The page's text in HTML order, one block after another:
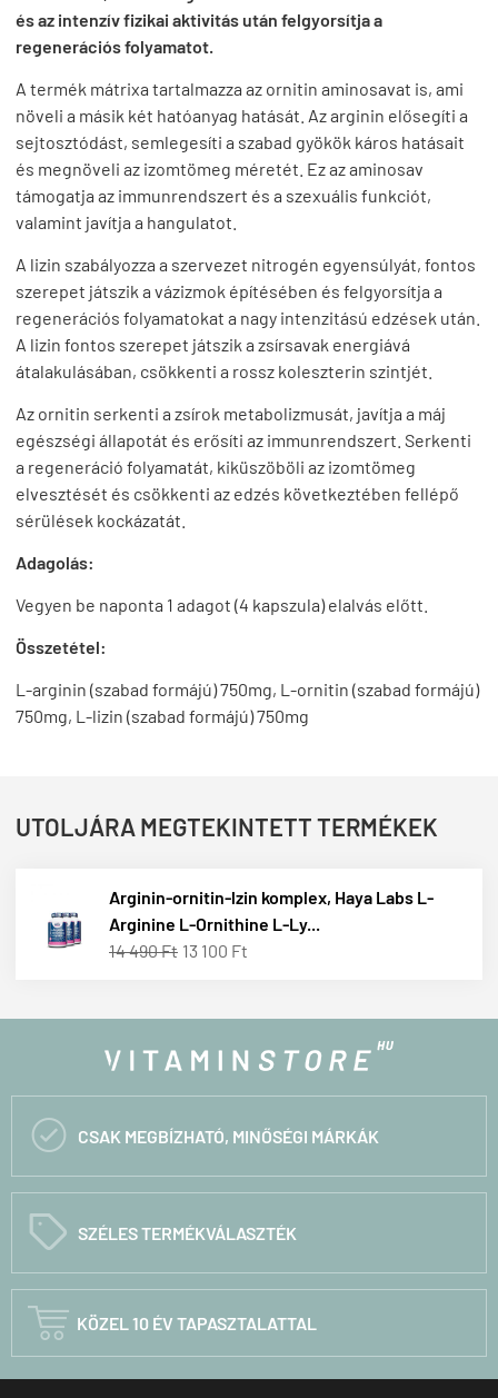
és az intenzív fizikai aktivitás után felgyorsítja a
regenerációs folyamatot.
A termék mátrixa tartalmazza az ornitin aminosavat is, ami
növeli a másik két hatóanyag hatását. Az arginin elősegíti a
sejtosztódást, semlegesíti a szabad gyökök káros hatásait
és megnöveli az izomtömeg méretét. Ez az aminosav
támogatja az immunrendszert és a szexuális funkciót,
valamint javítja a hangulatot.
A lizin szabályozza a szervezet nitrogén egyensúlyát, fontos
szerepet játszik a vázizmok építésében és felgyorsítja a
regenerációs folyamatokat a nagy intenzitású edzések után.
A lizin fontos szerepet játszik a zsírsavak energiává
átalakulásában, csökkenti a rossz koleszterin szintjét.
Az ornitin serkenti a zsírok metabolizmusát, javítja a máj
egészségi állapotát és erősíti az immunrendszert. Serkenti
a regeneráció folyamatát, kiküszöböli az izomtömeg
elvesztését és csökkenti az edzés következtében fellépő
sérülések kockázatát.
Adagolás:
Vegyen be naponta 1 adagot (4 kapszula) elalvás előtt.
Összetétel:
L-arginin (szabad formájú) 750mg, L-ornitin (szabad formájú)
750mg, L-lizin (szabad formájú)750mg
UTOLJÁRA MEGTEKINTETT TERMÉKEK
Arginin-ornitin-lzin komplex, Haya Labs L-
Arginine L-Ornithine L-Ly...
14 490 Ft 13 100 Ft
 CSAK MEGBÍZHATÓ, MINŐSÉGI MÁRKÁK
C SZÉLES TERMÉKVÁLASZTÉK
 KÖZEL 10 ÉV TAPASZTALATTAL